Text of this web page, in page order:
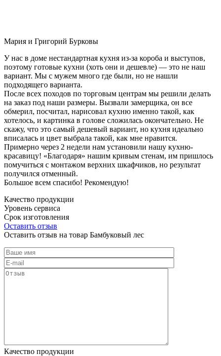
Мария и Григорий Бурковы
У нас в доме нестандартная кухня из-за короба и выступов,
поэтому готовые кухни (хоть они и дешевле) — это не наш
вариант. Мы с мужем много где были, но не нашли
подходящего варианта.
После всех походов по торговым центрам мы решили делать
на заказ под наши размеры. Вызвали замерщика, он все
обмерил, посчитал, нарисовал кухню именно такой, как
хотелось, и картинка в голове сложилась окончательно. Не
скажу, что это самый дешевый вариант, но кухня идеально
вписалась и цвет выбрала такой, как мне нравится.
Примерно через 2 недели нам установили нашу кухню-
красавицу! «Благодаря» нашим кривым стенам, им пришлось
помучиться с монтажом верхних шкафчиков, но результат
получился отменный.
Большое всем спасибо! Рекомендую!
Качество продукции
Уровень сервиса
Срок изготовления
Оставить отзыв
Оставить отзыв на товар Бамбуковый лес
Качество продукции